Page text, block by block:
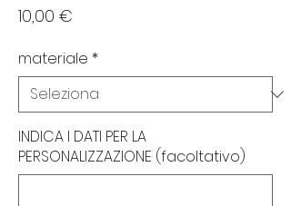
10,00 €
materiale *
INDICA I DATI PER LA
PERSONALIZZAZIONE (facoltativo)